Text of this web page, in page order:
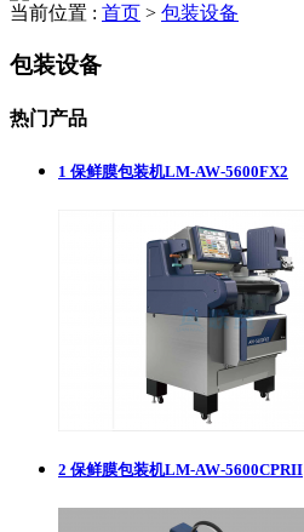
当前位置 : 首页 > 包装设备
包装设备
热门产品
1 保鲜膜包装机LM-AW-5600FX2
2 保鲜膜包装机LM-AW-5600CPRII